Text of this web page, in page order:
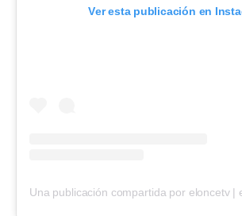
Ver esta publicación en